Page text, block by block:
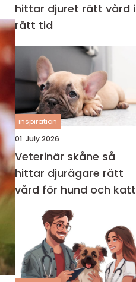
hittar djuret rätt vård i
rätt tid
inspiration
01. July 2026
Veterinär skåne så
hittar djurägare rätt
vård för hund och katt